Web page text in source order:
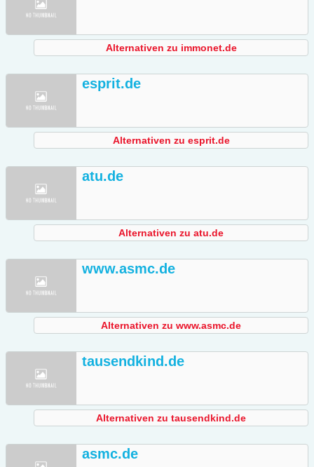
Alternativen zu immonet.de
esprit.de
Alternativen zu esprit.de
atu.de
Alternativen zu atu.de
www.asmc.de
Alternativen zu www.asmc.de
tausendkind.de
Alternativen zu tausendkind.de
asmc.de